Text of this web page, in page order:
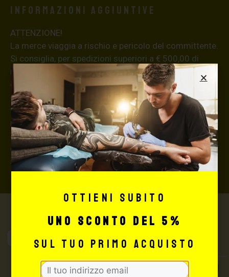
Informazioni aggiuntive
ATTENZIONE!
La merce viaggia a rischio e pericolo del committente.
Si consiglia, per spedizioni superiori a € 500,00 di
richiedere l’invio della merce con assicurazione (in
questo caso, se la merce dovesse essere smarrita o
danneggiata dal corriere, quest’ultimo risarcirà l’intero
valore della merce, in caso contrario nessuno
rimborserà il destinatario) con un costo aggiuntivo del
3,5% sul valore totale del carrello, da richiedere prima
di concludere il pagamento al seguente indirizzo:
shop@maxsignorello.it
Tattoo Supply
TUTTO PER IL TUO
Ottieni subito
uno sconto del 5%
sul tuo primo acquisto